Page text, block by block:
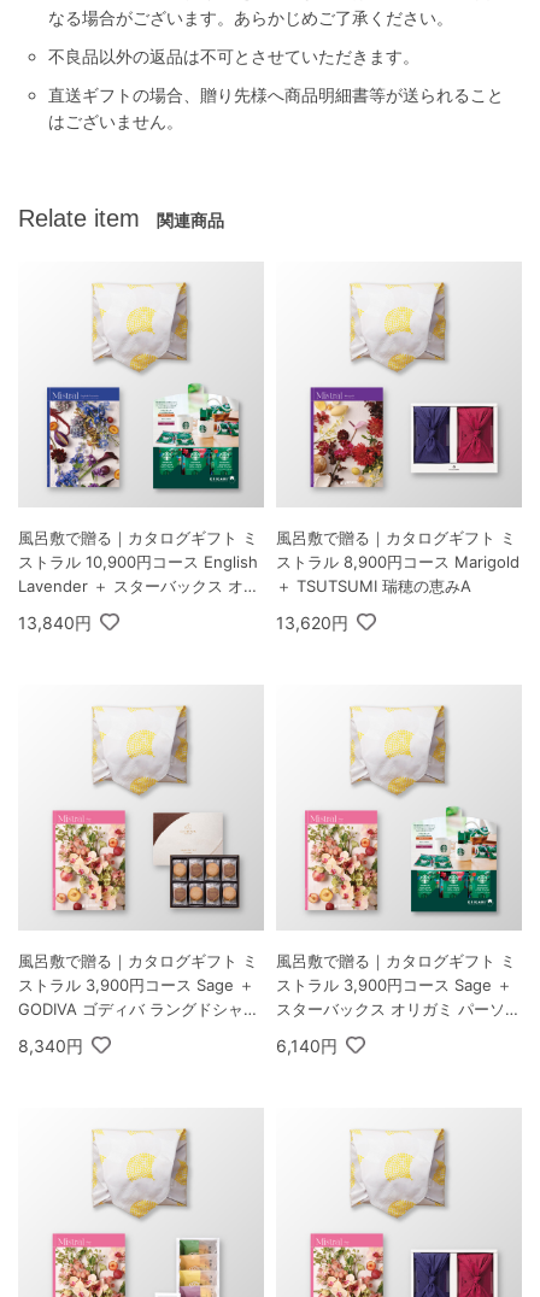
なる場合がございます。あらかじめご了承ください。
不良品以外の返品は不可とさせていただきます。
直送ギフトの場合、贈り先様へ商品明細書等が送られること
はございません。
Relate item 関連商品
風呂敷で贈る｜カタログギフト ミ
ストラル 10,900円コース English
Lavender ＋ スターバックス オリ
ガミ パーソナルドリップ コーヒー
ギフトA
13,840円
風呂敷で贈る｜カタログギフト ミ
ストラル 8,900円コース Marigold
＋ TSUTSUMI 瑞穂の恵みA
13,620円
風呂敷で贈る｜カタログギフト ミ
ストラル 3,900円コース Sage ＋
GODIVA ゴディバ ラングドシャク
ッキーアソートメント 30枚入
8,340円
風呂敷で贈る｜カタログギフト ミ
ストラル 3,900円コース Sage ＋
スターバックス オリガミ パーソナ
ルドリップ コーヒーギフトA
6,140円